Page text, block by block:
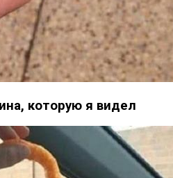
которую я видел